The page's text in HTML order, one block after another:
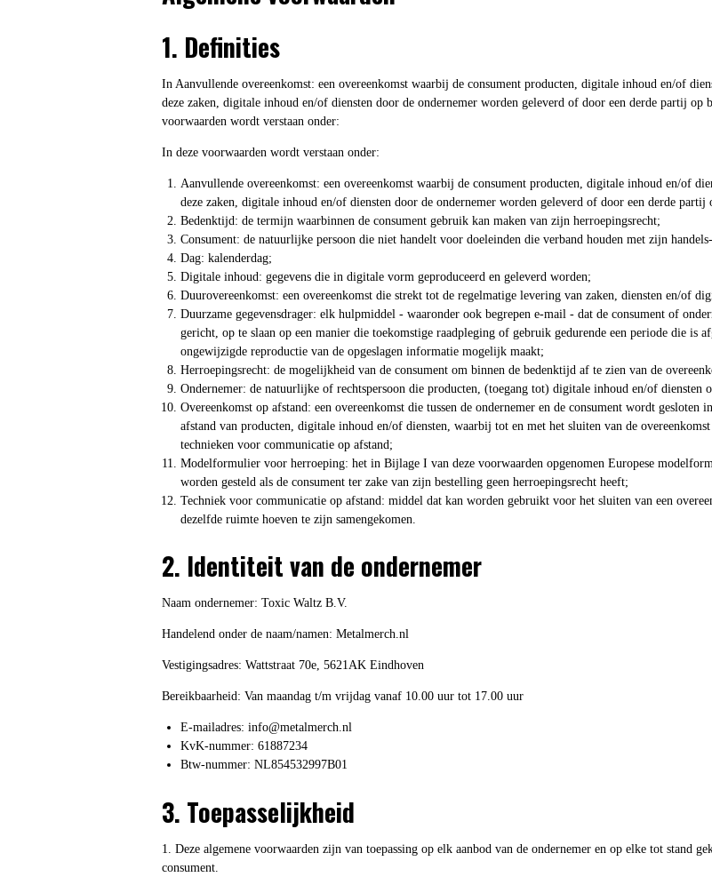
1. Definities
In Aanvullende overeenkomst: een overeenkomst waarbij de consument producten, digitale inhoud en/of
deze zaken, digitale inhoud en/of diensten door de ondernemer worden geleverd of door een derde partij op
voorwaarden wordt verstaan onder:
In deze voorwaarden wordt verstaan onder:
Aanvullende overeenkomst: een overeenkomst waarbij de consument producten, digitale inhoud en/of
deze zaken, digitale inhoud en/of diensten door de ondernemer worden geleverd of door een derde partij
Bedenktijd: de termijn waarbinnen de consument gebruik kan maken van zijn herroepingsrecht;
Consument: de natuurlijke persoon die niet handelt voor doeleinden die verband houden met zijn
Dag: kalenderdag;
Digitale inhoud: gegevens die in digitale vorm geproduceerd en geleverd worden;
Duurovereenkomst: een overeenkomst die strekt tot de regelmatige levering van zaken, diensten en/of
Duurzame gegevensdrager: elk hulpmiddel - waaronder ook begrepen e-mail - dat de consument of
gericht, op te slaan op een manier die toekomstige raadpleging of gebruik gedurende een periode die is
ongewijzigde reproductie van de opgeslagen informatie mogelijk maakt;
Herroepingsrecht: de mogelijkheid van de consument om binnen de bedenktijd af te zien van de
Ondernemer: de natuurlijke of rechtspersoon die producten, (toegang tot) digitale inhoud en/of diensten
Overeenkomst op afstand: een overeenkomst die tussen de ondernemer en de consument wordt gesloten
afstand van producten, digitale inhoud en/of diensten, waarbij tot en met het sluiten van de
technieken voor communicatie op afstand;
Modelformulier voor herroeping: het in Bijlage I van deze voorwaarden opgenomen Europese
worden gesteld als de consument ter zake van zijn bestelling geen herroepingsrecht heeft;
Techniek voor communicatie op afstand: middel dat kan worden gebruikt voor het sluiten van een
dezelfde ruimte hoeven te zijn samengekomen.
2. Identiteit van de ondernemer
Naam ondernemer: Toxic Waltz B.V.
Handelend onder de naam/namen: Metalmerch.nl
Vestigingsadres: Wattstraat 70e, 5621AK Eindhoven
Bereikbaarheid: Van maandag t/m vrijdag vanaf 10.00 uur tot 17.00 uur
E-mailadres: info@metalmerch.nl
KvK-nummer: 61887234
Btw-nummer: NL854532997B01
3. Toepasselijkheid
1. Deze algemene voorwaarden zijn van toepassing op elk aanbod van de ondernemer en op elke tot stand
consument.